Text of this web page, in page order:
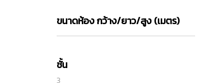
ขนาดห้อง กว้าง/ยาว/สูง (เมตร)
ชั้น
3